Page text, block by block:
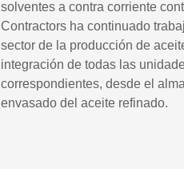
solventes a contra corriente
Contractors ha continuado
sector de la producción de
integración de todas las
correspondientes, desde el
envasado del aceite refinado.